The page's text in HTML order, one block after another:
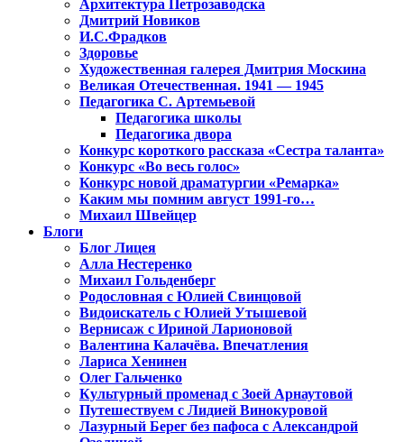
Архитектура Петрозаводска
Дмитрий Новиков
И.С.Фрадков
Здоровье
Художественная галерея Дмитрия Москина
Великая Отечественная. 1941 — 1945
Педагогика С. Артемьевой
Педагогика школы
Педагогика двора
Конкурс короткого рассказа «Сестра таланта»
Конкурс «Во весь голос»
Конкурс новой драматургии «Ремарка»
Каким мы помним август 1991-го…
Михаил Швейцер
Блоги
Блог Лицея
Алла Нестеренко
Михаил Гольденберг
Родословная с Юлией Свинцовой
Видоискатель с Юлией Утышевой
Вернисаж с Ириной Ларионовой
Валентина Калачёва. Впечатления
Лариса Хенинен
Олег Гальченко
Культурный променад с Зоей Арнаутовой
Путешествуем с Лидией Винокуровой
Лазурный Берег без пафоса с Александрой